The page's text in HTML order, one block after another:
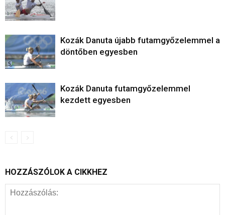
Kozák Danuta újabb futamgyőzelemmel a
döntőben egyesben
Kozák Danuta futamgyőzelemmel
kezdett egyesben
HOZZÁSZÓLOK A CIKKHEZ